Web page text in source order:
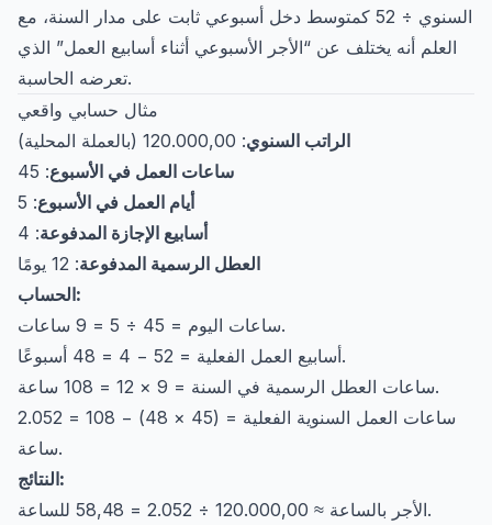
السنوي ÷ 52 كمتوسط دخل أسبوعي ثابت على مدار السنة، مع
العلم أنه يختلف عن “الأجر الأسبوعي أثناء أسابيع العمل” الذي
تعرضه الحاسبة.
مثال حسابي واقعي
الراتب السنوي: 120.000,00 (بالعملة المحلية)
ساعات العمل في الأسبوع: 45
أيام العمل في الأسبوع: 5
أسابيع الإجازة المدفوعة: 4
العطل الرسمية المدفوعة: 12 يومًا
الحساب:
ساعات اليوم = 45 ÷ 5 = 9 ساعات.
أسابيع العمل الفعلية = 52 − 4 = 48 أسبوعًا.
ساعات العطل الرسمية في السنة = 9 × 12 = 108 ساعة.
ساعات العمل السنوية الفعلية = (45 × 48) − 108 = 2.052
ساعة.
النتائج:
الأجر بالساعة ≈ 120.000,00 ÷ 2.052 = 58,48 للساعة.